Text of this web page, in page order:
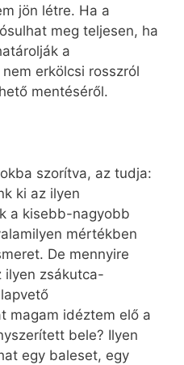
jön létre. Ha a
meg teljesen, ha
a
erkölcsi rosszról
mentéséről.
szorítva, az tudja:
ki az ilyen
a kisebb-nagyobb
mértékben
De mennyire
ilyen zsákutca-
magam idéztem elő a
bele? Ilyen
egy baleset, egy